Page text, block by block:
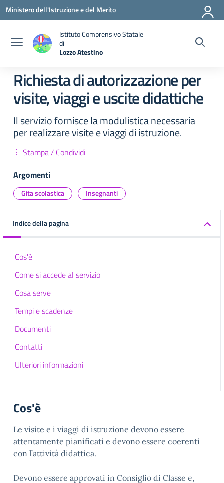
Vai ai contenuti
Vai al menu di navigazione
Vai al footer
Ministero dell'Istruzione e del Merito
Istituto Comprensivo Statale
di
Lozzo Atestino
Richiesta di autorizzazione per
visite, viaggi e uscite didattiche
Il servizio fornisce la modulistica necessaria
per realizzare visite e viaggi di istruzione.
Stampa / Condividi
Argomenti
Gita scolastica Insegnanti
Indice della pagina
Cos'è
Come si accede al servizio
Cosa serve
Tempi e scadenze
Documenti
Contatti
Ulteriori informazioni
Cos'è
Le visite e i viaggi di istruzione devono essere
attentamente pianificati e devono essere coerenti
con l’attività didattica.
Devono essere approvati in Consiglio di Classe e,